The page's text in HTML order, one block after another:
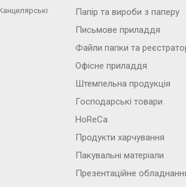
Папір та вироби з паперу
Письмове приладдя
Файли папки та
Офісне приладдя
Штемпельна продукція
Господарські товари
HoReCa
Продукти харчування
Пакувальні матеріали
Презентаційне